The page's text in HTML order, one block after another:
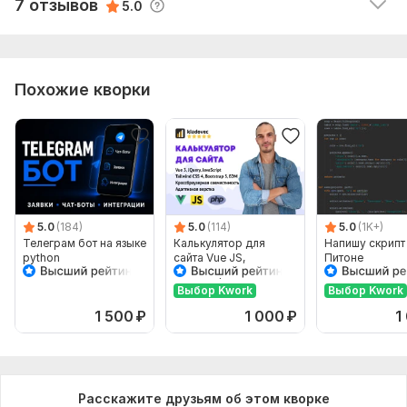
.bat Batch Script для windows до 1000 символов
7 отзывов 5.0
Похожие кворки
5.0 (184)
Телеграм бот на языке
python
1 500 ₽
5.0 (114)
Калькулятор для
сайта Vue JS,
JavaScript, PHP, HTML
Выбор Kwork
1 000 ₽
5.0 (1K+)
Напишу скрипт
Питоне
Выбор Kwork
Расскажите друзьям об этом кворке